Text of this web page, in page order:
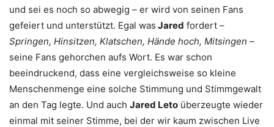
und sei es noch so abwegig – er wird von seinen Fans
gefeiert und unterstützt. Egal was Jared fordert –
Springen, Hinsitzen, Klatschen, Hände hoch, Mitsingen –
seine Fans gehorchen aufs Wort. Es war schon
beeindruckend, dass eine vergleichsweise so kleine
Menschenmenge eine solche Stimmung und Stimmgewalt
an den Tag legte. Und auch Jared Leto überzeugte wieder
einmal mit seiner Stimme, bei der wir kaum zwischen Live